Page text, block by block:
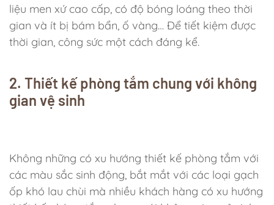
liệu men xứ cao cấp, có độ bóng loáng theo thời
gian và ít bị bám bẩn, ố vàng… Để tiết kiệm được
thời gian, công sức một cách đáng kể.
2. Thiết kế phòng tắm chung với không
gian vệ sinh
Không những có xu hướng thiết kế phòng tắm với
các màu sắc sinh động, bắt mắt với các loại gạch
ốp khó lau chùi mà nhiều khách hàng có xu hướng